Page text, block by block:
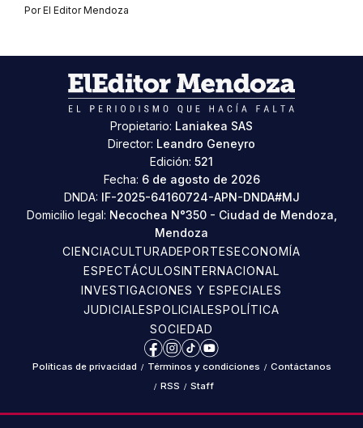
PorEl Editor Mendoza
Propietario: Laniakea SAS
Director: Leandro Geneyro
Edición: 521
Fecha: 6 de agosto de 2026
DNDA: IF-2025-64160724-APN-DNDA#MJ
Domicilio legal: Necochea N°350 - Ciudad de Mendoza,
Mendoza
CIENCIACULTURADEPORTESECONOMÍA
ESPECTÁCULOSINTERNACIONAL
INVESTIGACIONES Y ESPECIALES
JUDICIALESPOLICIALESPOLÍTICA
SOCIEDAD
Facebook
Instagram
TikTokYouTube
Políticas de privacidad / Términos y condiciones / Contáctanos
/ RSS / Staff